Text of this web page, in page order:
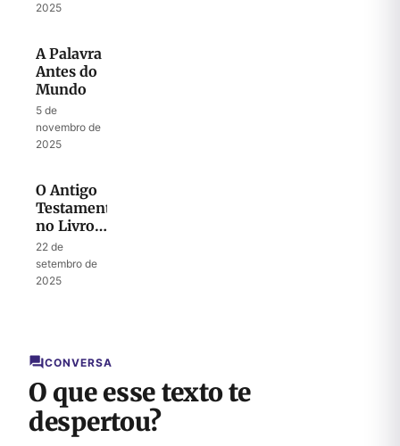
2025
A Palavra
Antes do
Mundo
5 de
novembro de
2025
O Antigo
Testamento
no Livro
do
Apocalipse
– Parte
22 de
setembro de
2025
CONVERSA
O que esse texto te
despertou?